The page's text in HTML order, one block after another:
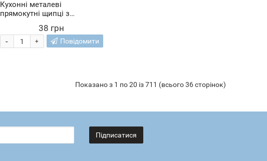
Кухонні металеві
прямокутні щипці з
отворами Зелений
38 грн
+
- Повідомити
Показано з 1 по 20 із 711 (всього 36 сторінок)
Підписатися